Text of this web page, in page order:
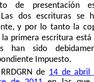
de presentación
dos escrituras se
y por lo tanto la
primera escritura está
han sido
Impuesto.
de 14 de abril